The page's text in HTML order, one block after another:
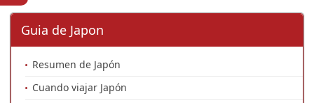
Guia de Japon
Resumen de Japón
Cuando viajar Japón